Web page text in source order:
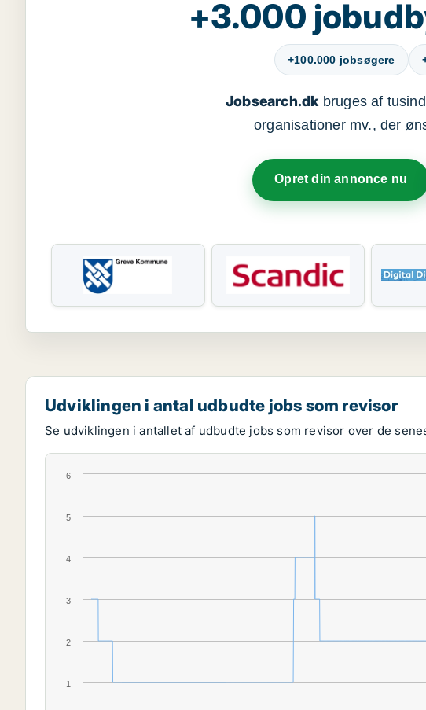
+3.000
+100.000 jobsøgere
Jobsearch.dkbruges af
organisationer mv., der
Opret din annonce nu
Udviklingen i antal udbudte jobs som revisor
Se udviklingen i antallet af udbudte jobs som revisor over de
1
2
3
4
5
6